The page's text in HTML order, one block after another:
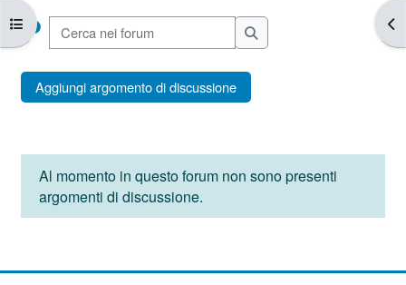
Apri indice del corso
Cerca nei forum
Cerca nei forum
Aggiungi argomento di discussione
Al momento in questo forum non sono presenti
argomenti di discussione.